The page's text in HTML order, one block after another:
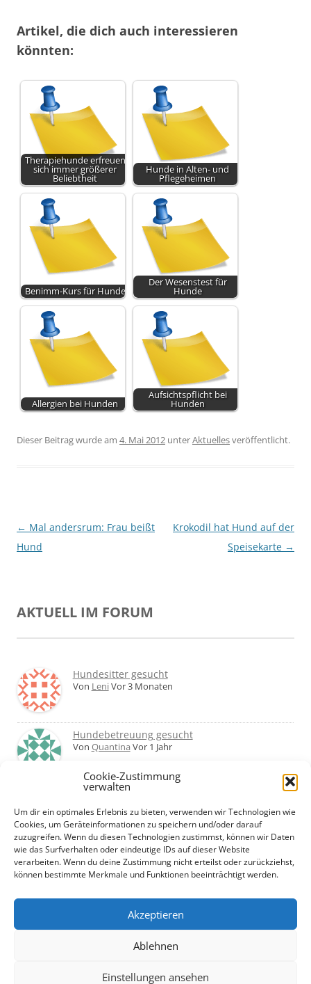
Cookie-Zustimmung
verwalten
Um dir ein optimales Erlebnis zu bieten, verwenden wir Technologien wie
Cookies, um Geräteinformationen zu speichern und/oder darauf
zuzugreifen. Wenn du diesen Technologien zustimmst, können wir Daten
wie das Surfverhalten oder eindeutige IDs auf dieser Website
verarbeiten. Wenn du deine Zustimmung nicht erteilst oder zurückziehst,
können bestimmte Merkmale und Funktionen beeinträchtigt werden.
Akzeptieren
Ablehnen
Einstellungen ansehen
Artikel, die dich auch interessieren
könnten:
Therapiehunde erfreuen
sich immer größerer
Beliebtheit
Hunde in Alten- und
Pflegeheimen
Benimm-Kurs für Hunde
Der Wesenstest für
Hunde
Allergien bei Hunden
Aufsichtspflicht bei
Hunden
Dieser Beitrag wurde am 4. Mai 2012 unterAktuellesveröffentlicht.
Beitragsnavigation
← Mal andersrum: Frau beißt
Hund
Krokodil hat Hund auf der
Speisekarte →
AKTUELL IM FORUM
Hundesitter gesucht
Von LeniVor 3 Monaten
Hundebetreuung gesucht
Von Quantina Vor 1 Jahr
Was haltet ihr von Hundetagesstätten?
Erfahrungen?
VonMartin Vor 2 Jahren
Urlaub mit Hund... Tipps für hundefreundliche
Unterkünfte?
VonBeateVor 2 Jahren